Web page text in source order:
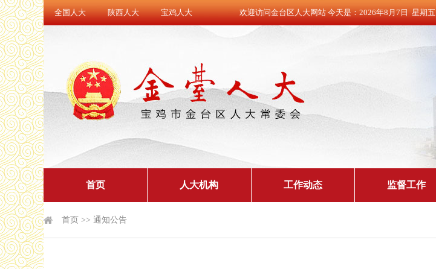
全国人大 陕西人大 宝鸡人大 欢迎访问金台区人大网站 今天是：2026年8月7日 星期五
首页 人大机构 工作动态 监督工作
首页 >> 通知公告